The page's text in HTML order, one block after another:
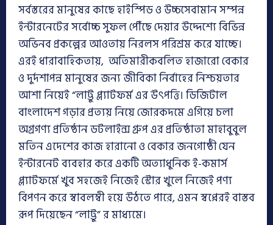
সর্বস্তরের মানুষের কাছে হাইস্পিড ও উচ্চসেবামান সম্পন্ন
ইন্টারনেটের সর্বোচ্চ সুফল পৌঁছে দেয়ার উদ্দেশ্যে বিভিন্ন
অভিনব প্রকল্পের আওতায় নিরলস পরিশ্রম করে যাচ্ছে।
এরই ধারাবাহিকতায়, অতিমারীকবলিত হাজারো বেকার
ও দুর্দশাপন্ন মানুষের জন্য জীবিকা নির্বাহের নিশ্চয়তার
আশা নিয়েই “লাট্টু প্ল্যাটফর্ম এর উৎপত্তি। ডিজিটাল
বাংলাদেশ গড়ার প্রত্যয় নিয়ে জোরকদমে এগিয়ে চলা
অগ্রগণ্য প্রতিষ্ঠান ডটলাইন্স গ্রুপ এর প্রতিষ্ঠাতা মাহাবুবুল
মতিন এদেশের কাজ হারানো ও বেকার জনগোষ্ঠী যেন
ইন্টারনেট ব্যবহার করে একটি অত্যাধুনিক ই-কমার্স
প্ল্যাটফর্মে খুব সহজেই নিজেই স্টোর খুলে নিজেই পণ্য
বিপণন করে স্বাবলম্বী হয়ে উঠতে পারে, এমন স্বপ্নেরই বাস্তব
রূপ দিয়েছেন “লাট্টু” র মাধ্যমে।